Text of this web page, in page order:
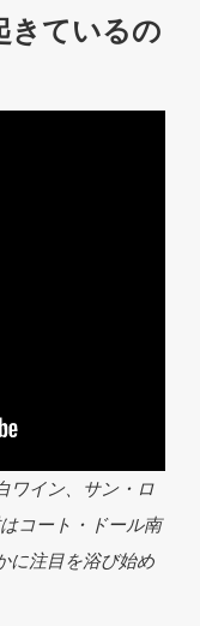
きているの
ワイン、サン・ロ
コート・ドール南
に注目を浴び始め